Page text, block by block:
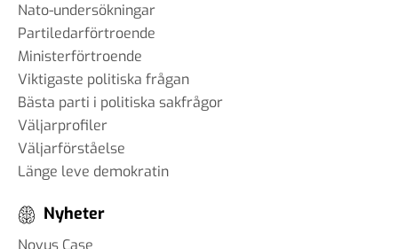
Nato-undersökningar
Partiledarförtroende
Ministerförtroende
Viktigaste politiska frågan
Bästa parti i politiska sakfrågor
Väljarprofiler
Väljarförståelse
Länge leve demokratin
Nyheter
Novus Case